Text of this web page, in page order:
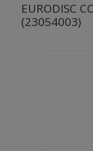
EURODISC
(23054003)